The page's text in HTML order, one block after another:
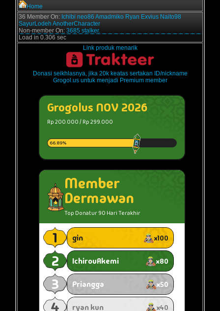
Home
36 Member On: Ichibi neo86 Amadmiko Ryan Exvius Naito98
SayurLodeh AnotherCharacter
Non-member On: 3685 stalker.
Load in 0.306 sec
Link produk menarik
Donasi seikhlasnya, jika 20k keatas sertakan ID/nickname
Grogol.us untuk menjadi Premium member